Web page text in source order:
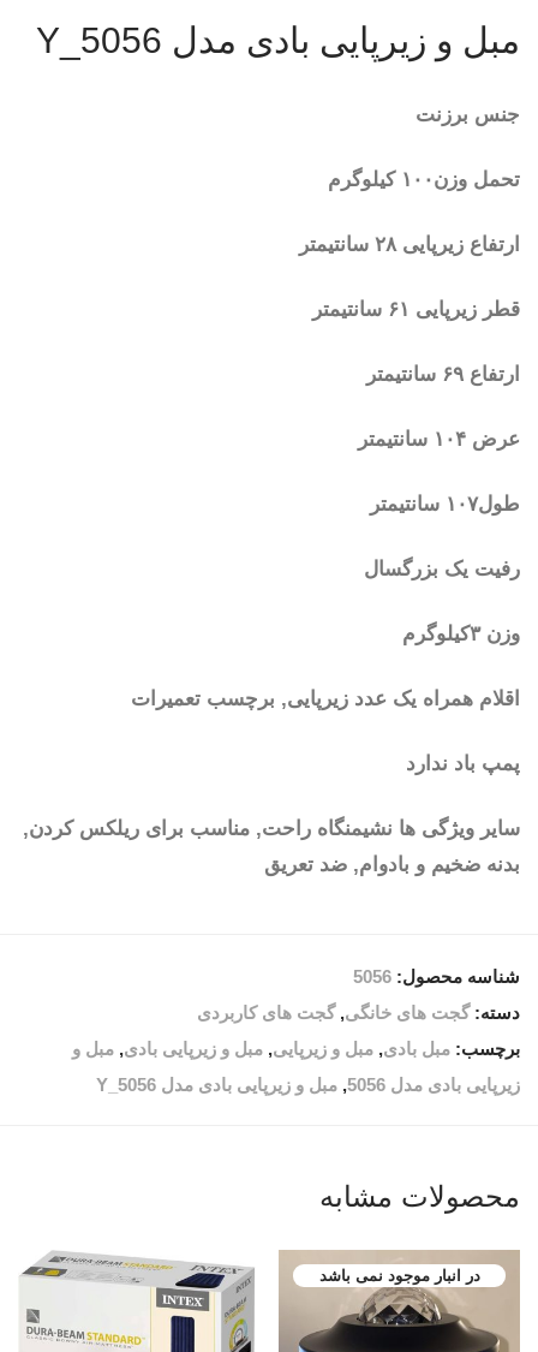
مبل و زیرپایی بادی مدل Y_5056
جنس برزنت
تحمل وزن۱۰۰ کیلوگرم
ارتفاع زیرپایی ۲۸ سانتیمتر
قطر زیرپایی ۶۱ سانتیمتر
ارتفاع ۶۹ سانتیمتر
عرض ۱۰۴ سانتیمتر
طول۱۰۷ سانتیمتر
رفیت یک بزرگسال
وزن ۳کیلوگرم
اقلام همراه یک عدد زیرپایی, برچسب تعمیرات
پمپ باد ندارد
سایر ویژگی ها نشیمنگاه راحت, مناسب برای ریلکس کردن,
بدنه ضخیم و بادوام, ضد تعریق
شناسه محصول: 5056
دسته:گجت های خانگی,گجت های کاربردی
برچسب: مبل بادی, مبل و زیرپایی, مبل و زیرپایی بادی, مبل و
زیرپایی بادی مدل 5056
, مبل و زیرپایی بادی مدل Y_5056
محصولات مشابه